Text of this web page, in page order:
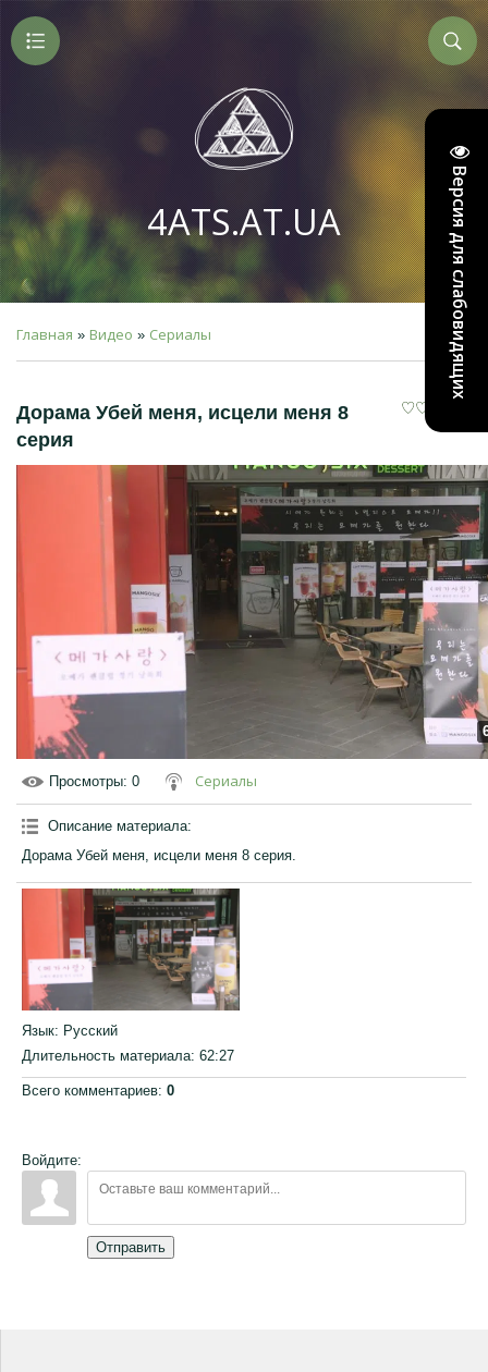
Версия для слабовидящих
4ATS.AT.UA
Главная » Видео » Сериалы
Дорама Убей меня, исцели меня 8
серия
Просмотры: 0 Сериалы
Описание материала:
Дорама Убей меня, исцели меня 8 серия.
Язык: Русский
Длительность материала: 62:27
Всего комментариев: 0
Войдите:
Отправить